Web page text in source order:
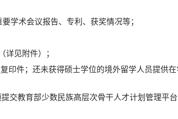
学术会议报告、专利、获奖情况等；
见附件）；
印件；还未获得硕士学位的境外留学人员提供
交教育部少数民族高层次骨干人才计划管理平